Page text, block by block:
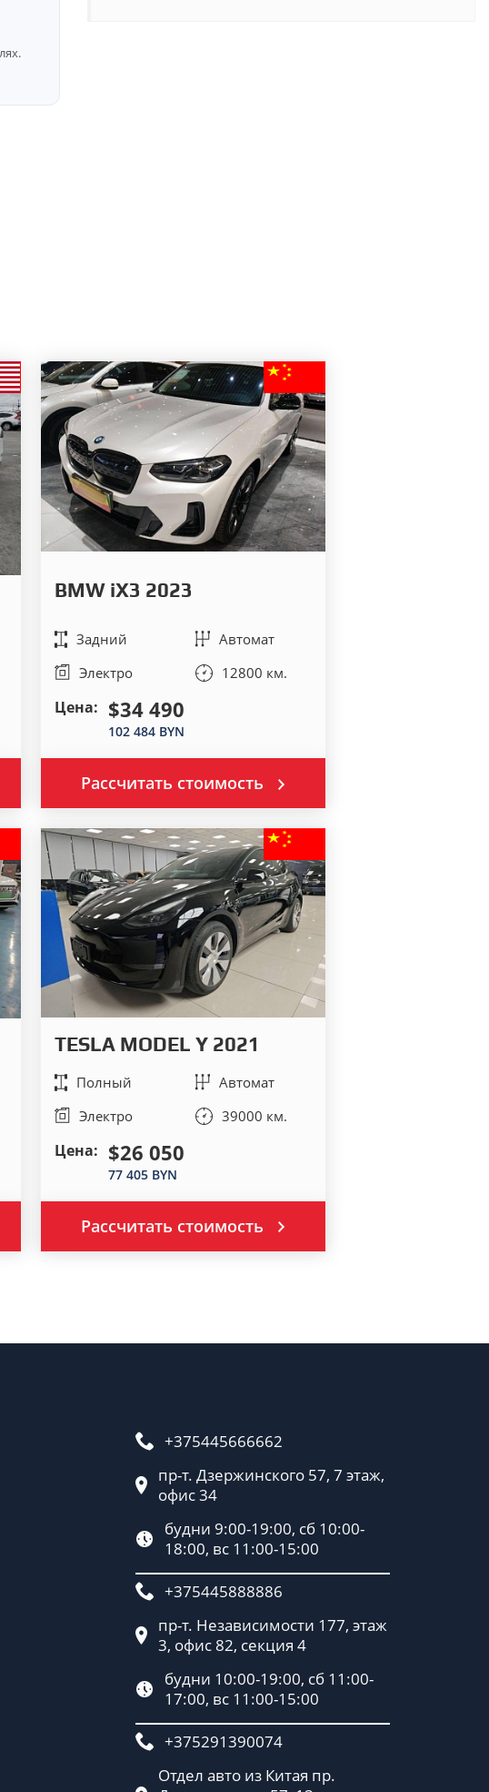
BMW iX3 2023
Задний
Автомат
Электро
12800 км.
Цена: $34 490
102 484 BYN
Рассчитать стоимость
TESLA MODEL Y 2021
Полный
Автомат
Электро
39000 км.
Цена: $26 050
77 405 BYN
Рассчитать стоимость
+375445666662
пр-т. Дзержинского 57, 7 этаж,
офис 34
будни 9:00-19:00, сб 10:00-
18:00, вс 11:00-15:00
+375445888886
пр-т. Независимости 177, этаж
3, офис 82, секция 4
будни 10:00-19:00, сб 11:00-
17:00, вс 11:00-15:00
+375291390074
Отдел авто из Китая пр.